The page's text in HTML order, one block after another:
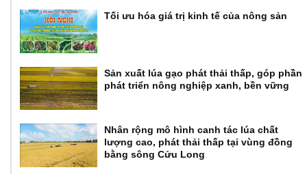
Tối ưu hóa giá trị kinh tế của nông sản
Sản xuất lúa gạo phát thải thấp, góp phần
phát triển nông nghiệp xanh, bền vững
Nhân rộng mô hình canh tác lúa chất
lượng cao, phát thải thấp tại vùng đồng
bằng sông Cửu Long